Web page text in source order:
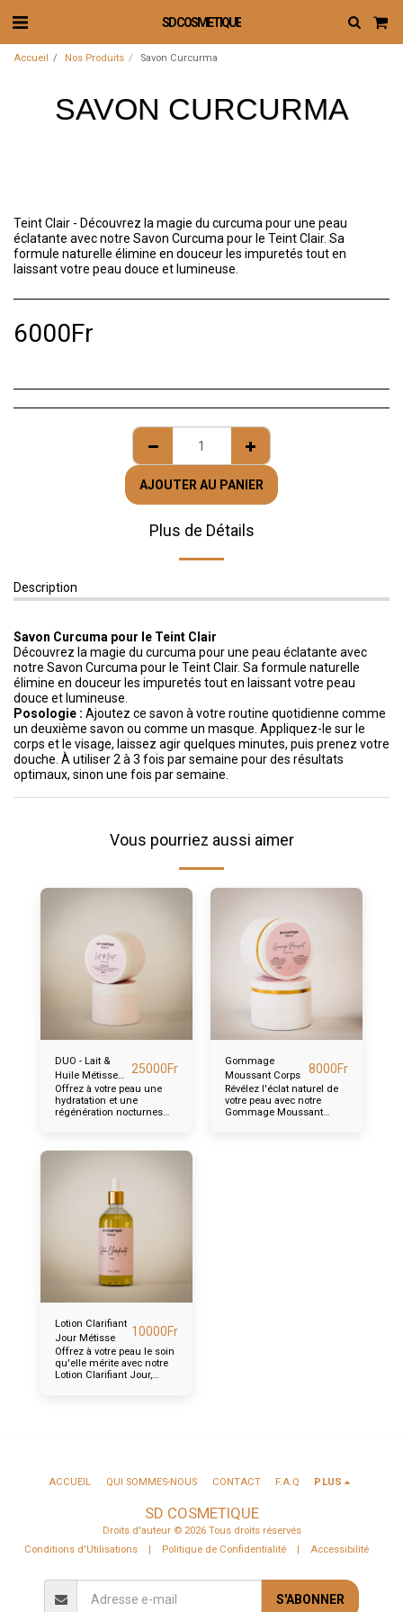
SD COSMETIQUE
Accueil Nos Produits Savon Curcurma
SAVON CURCURMA
Teint Clair - Découvrez la magie du curcuma pour une peau
éclatante avec notre Savon Curcuma pour le Teint Clair. Sa
formule naturelle élimine en douceur les impuretés tout en
laissant votre peau douce et lumineuse.
6000Fr
AJOUTER AU PANIER
Plus de Détails
Description
Savon Curcuma pour le Teint Clair
Découvrez la magie du curcuma pour une peau éclatante avec
notre Savon Curcuma pour le Teint Clair. Sa formule naturelle
élimine en douceur les impuretés tout en laissant votre peau
douce et lumineuse.
Posologie : Ajoutez ce savon à votre routine quotidienne comme
un deuxième savon ou comme un masque. Appliquez-le sur le
corps et le visage, laissez agir quelques minutes, puis prenez votre
douche. À utiliser 2 à 3 fois par semaine pour des résultats
optimaux, sinon une fois par semaine.
Vous pourriez aussi aimer
DUO - Lait &
Huile Métisse
Nuit
25000Fr
Offrez à votre peau une
hydratation et une
régénération nocturnes
Gommage
Moussant Corps
8000Fr
Révélez l'éclat naturel de
votre peau avec notre
Gommage Moussant
Lotion Clarifiant
Jour Métisse
10000Fr
Offrez à votre peau le soin
qu'elle mérite avec notre
Lotion Clarifiant Jour,
SD COSMETIQUE
Droits d'auteur © 2026 Tous droits réservés
Conditions d'Utilisations| Politique de Confidentialité| Accessibilité
ACCUEIL QUI SOMMES-NOUS CONTACT F.A.Q PLUS
S'ABONNER